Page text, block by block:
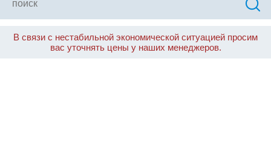
В связи с нестабильной экономической ситуацией просим
вас уточнять цены у наших менеджеров.